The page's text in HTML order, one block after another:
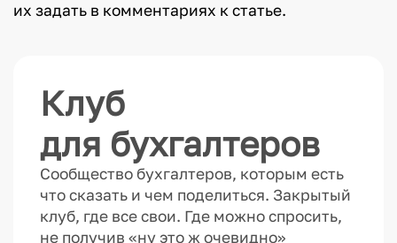
их задать в комментариях к статье.
Клуб
для бухгалтеров
Сообщество бухгалтеров, которым есть
что сказать и чем поделиться. Закрытый
клуб, где все свои. Где можно спросить,
не получив «ну это ж очевидно»